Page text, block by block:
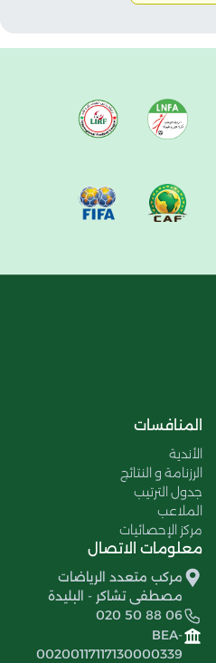
المنافسات
الأندية
الرزنامة و النتائج
جدول الترتيب
الملاعب
مركز الإحصائيات
معلومات الاتصال
مركب متعدد الرياضات
مصطفى تشاكر - البليدة
020 50 88 06
BEA-
00200117117130000339